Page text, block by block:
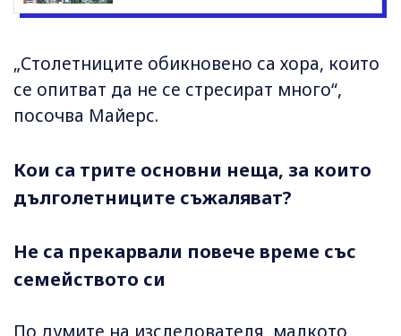
„Столетниците обикновено са хора, които
се опитват да не се стресират много“,
посочва Майерс.
Кои са трите основни неща, за които
дълголетниците съжаляват?
Не са прекарвали повече време със
семейството си